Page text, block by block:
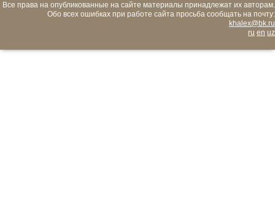
Все права на опубликованные на сайте материалы принадлежат их авторам.
Обо всех ошибках при работе сайта просьба сообщать на почту:
khalex@bk.ru
ru en uz